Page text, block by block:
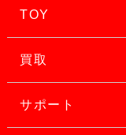
TOY
買取
サポート